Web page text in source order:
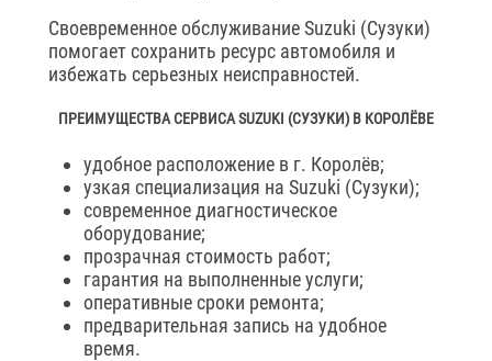
Своевременное обслуживание Suzuki (Сузуки)
помогает сохранить ресурс автомобиля и
избежать серьезных неисправностей.
ПРЕИМУЩЕСТВА СЕРВИСА SUZUKI (СУЗУКИ) В КОРОЛЁВЕ
удобное расположение в г. Королёв;
узкая специализация на Suzuki (Сузуки);
современное диагностическое
оборудование;
прозрачная стоимость работ;
гарантия на выполненные услуги;
оперативные сроки ремонта;
предварительная запись на удобное
время.